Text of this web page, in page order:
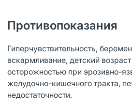
Противопоказания
Гиперчувствительность,
вскармливание, детский
осторожностью при эрозивно-
желудочно-кишечного тракта,
недостаточности.